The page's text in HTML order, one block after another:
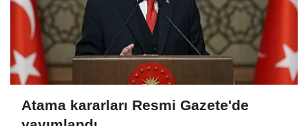
Atama kararları Resmi Gazete'de